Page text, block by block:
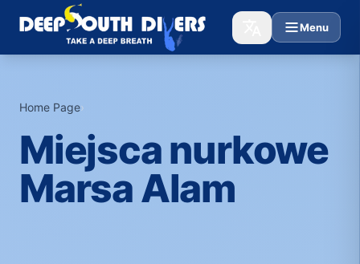
Menu
Home Page›
Miejsca nurkowe
Marsa Alam